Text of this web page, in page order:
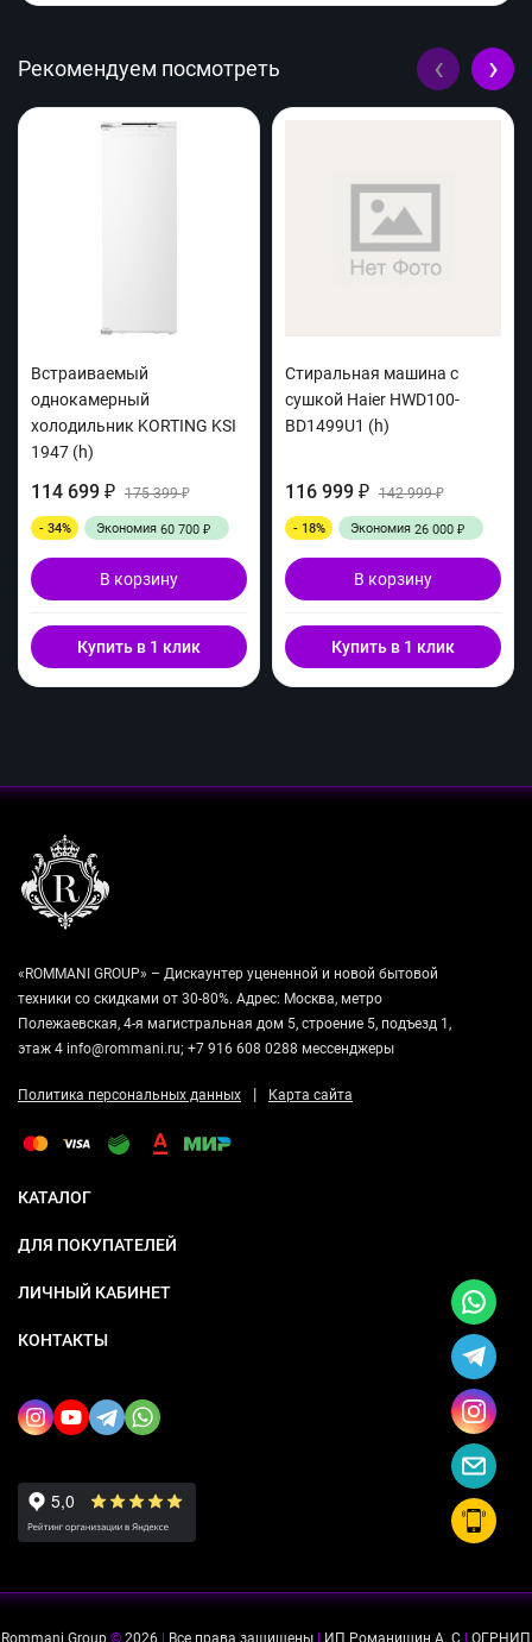
Рекомендуем посмотреть
Встраиваемый
однокамерный
холодильник KORTING KSI
1947 (h)
114 699 ₽ 175 399₽
- 34% Экономия 60 700 ₽
В корзину
Купить в 1 клик
Стиральная машина с
сушкой Haier HWD100-
BD1499U1 (h)
116 999 ₽ 142 999₽
- 18% Экономия 26 000 ₽
В корзину
Купить в 1 клик
‹ ›
«ROMMANI GROUP» – Дискаунтер уцененной и новой бытовой
техники со скидками от 30-80%. Адрес: Москва, метро
Полежаевская, 4-я магистральная дом 5, строение 5, подъезд 1,
этаж 4 info@rommani.ru; +7 916 608 0288 мессенджеры
Политика персональных данных | Карта сайта
КАТАЛОГ
ДЛЯ ПОКУПАТЕЛЕЙ
ЛИЧНЫЙ КАБИНЕТ
КОНТАКТЫ